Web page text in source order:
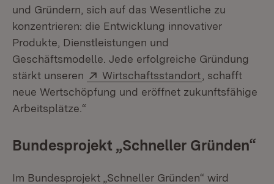
und Gründern, sich auf das Wesentliche zu
konzentrieren: die Entwicklung innovativer
Produkte, Dienstleistungen und
Geschäftsmodelle. Jede erfolgreiche Gründung
stärkt unseren
Extern:
Wirtschaftsstandort (Öffnet in
, schafft
neue Wertschöpfung und eröffnet zukunftsfähige
Arbeitsplätze.“
Bundesprojekt „Schneller Gründen“
Im Bundesprojekt „Schneller Gründen“ wird